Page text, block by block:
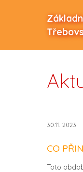
30.11. 2023
CO
Toto